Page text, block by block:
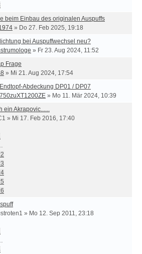
beim Einbau des originalen Auspuffs
» Do 27. Feb 2025, 19:18
bei Auspuffwechsel neu?
» Fr 23. Aug 2024, 11:52
Frage
» Mi 21. Aug 2024, 17:54
Abdeckung DP01 / DP07
» Mo 11. Mär 2024, 10:39
ein Akrapovic......
» Mi 17. Feb 2016, 17:40
» Mo 12. Sep 2011, 23:18